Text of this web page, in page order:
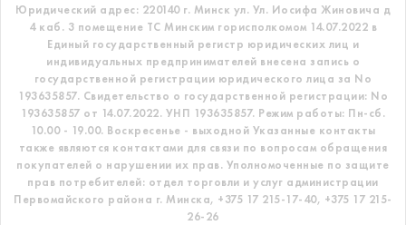
Юридический адрес: 220140 г. Минск ул. Ул. Иосифа Жиновича д
4 каб. 3 помещение ТС Минским горисполкомом 14.07.2022 в
Единый государственный регистр юридических лиц и
индивидуальных предпринимателей внесена запись о
государственной регистрации юридического лица за No
193635857. Свидетельство о государственной регистрации: No
193635857 от 14.07.2022. УНП 193635857. Режим работы: Пн-сб.
10.00 - 19.00. Воскресенье - выходной Указанные контакты
также являются контактами для связи по вопросам обращения
покупателей о нарушении их прав. Уполномоченные по защите
прав потребителей: отдел торговли и услуг администрации
Первомайского района г. Минска, +375 17 215-17-40, +375 17 215-
26-26